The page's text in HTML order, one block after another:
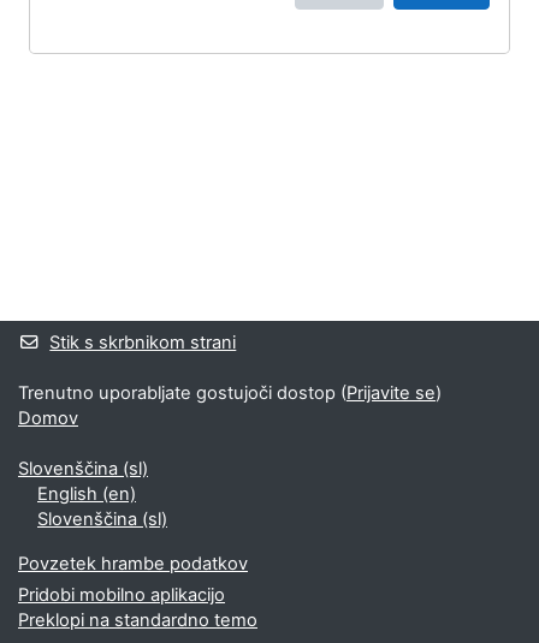
Stik s skrbnikom strani
Trenutno uporabljate gostujoči dostop (Prijavite se)
Domov
Slovenščina ‎(sl)‎
English ‎(en)‎
Slovenščina ‎(sl)‎
Povzetek hrambe podatkov
Pridobi mobilno aplikacijo
Preklopi na standardno temo